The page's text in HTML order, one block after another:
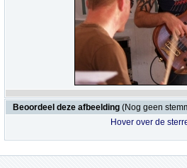
Beoordeel deze afbeelding (Nog geen
Hover over de